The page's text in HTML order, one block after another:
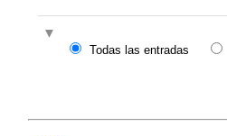
Todas las entradas